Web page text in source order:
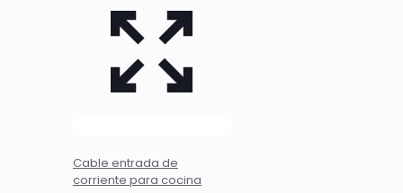
Cable entrada de
corriente para cocina